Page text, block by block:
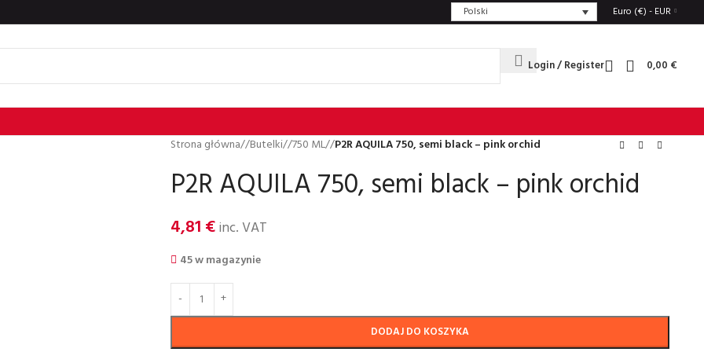
Polski Euro (€) - EUR
Login / Register 0,00 €
Strona główna/ Butelki/ 750 ML/ P2R AQUILA 750, semi black – pink orchid
P2R AQUILA 750, semi black – pink orchid
4,81 €inc. VAT
45 w magazynie
DODAJ DO KOSZYKA